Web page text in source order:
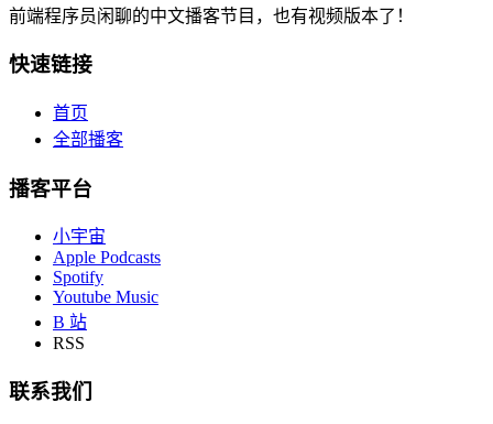
前端程序员闲聊的中文播客节目，也有视频版本了！
快速链接
首页
全部播客
播客平台
小宇宙
Apple Podcasts
Spotify
Youtube Music
B 站
RSS
联系我们